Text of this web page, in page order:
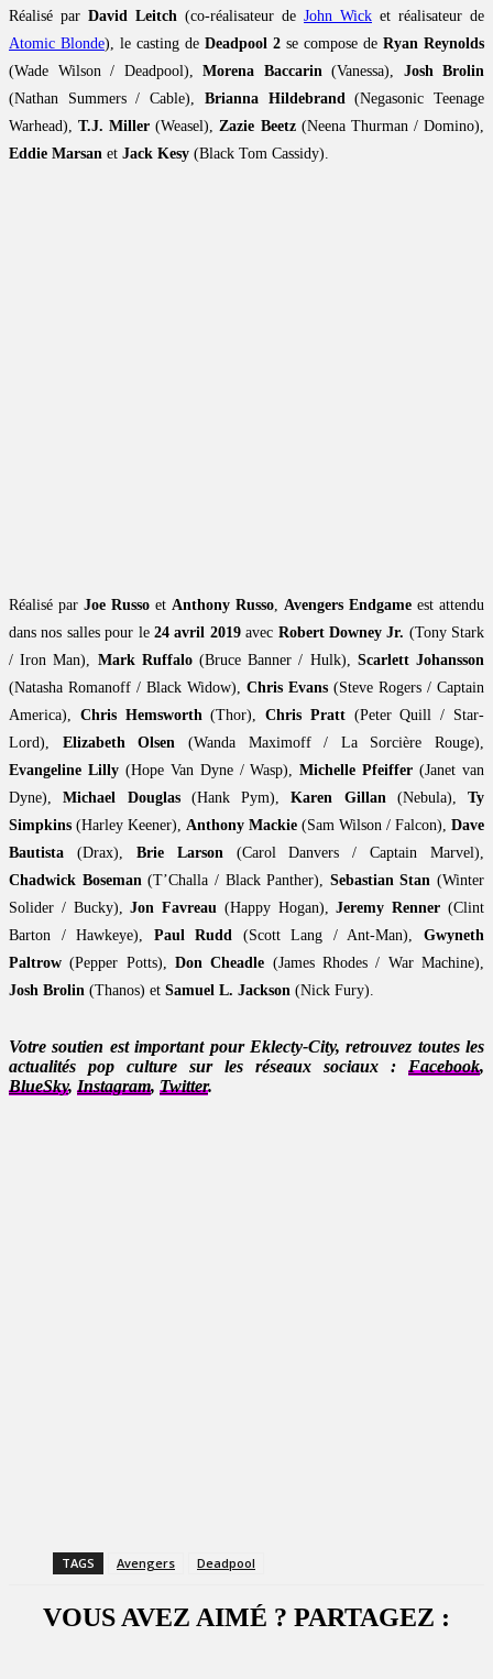
Réalisé par David Leitch (co-réalisateur de John Wick et réalisateur de
Atomic Blonde), le casting de Deadpool 2 se compose de Ryan Reynolds
(Wade Wilson / Deadpool), Morena Baccarin(Vanessa), Josh Brolin
(Nathan Summers / Cable), Brianna Hildebrand(Negasonic Teenage
Warhead),T.J. Miller (Weasel),Zazie Beetz(Neena Thurman / Domino),
Eddie Marsan et Jack Kesy (Black Tom Cassidy).
Réalisé par Joe Russo et Anthony Russo, Avengers Endgame est attendu
dans nos salles pour le 24 avril 2019avec Robert Downey Jr. (Tony Stark
/ Iron Man), Mark Ruffalo(Bruce Banner / Hulk), Scarlett Johansson
(Natasha Romanoff / Black Widow), Chris Evans (Steve Rogers / Captain
America), Chris Hemsworth(Thor),Chris Pratt(Peter Quill / Star-
Lord), Elizabeth Olsen (Wanda Maximoff / La Sorcière Rouge),
Evangeline Lilly(Hope Van Dyne / Wasp),Michelle Pfeiffer (Janet van
Dyne),Michael Douglas(Hank Pym),Karen Gillan(Nebula), Ty
Simpkins (Harley Keener), Anthony Mackie (Sam Wilson / Falcon), Dave
Bautista (Drax), Brie Larson(Carol Danvers / Captain Marvel),
Chadwick Boseman(T’Challa / Black Panther), Sebastian Stan (Winter
Solider / Bucky),Jon Favreau (Happy Hogan),Jeremy Renner (Clint
Barton / Hawkeye), Paul Rudd (Scott Lang / Ant-Man),Gwyneth
Paltrow (Pepper Potts), Don Cheadle (James Rhodes / War Machine),
Josh Brolin (Thanos) et Samuel L. Jackson (Nick Fury).
Votre soutien est important pour Eklecty-City, retrouvez toutes les
actualités pop culture sur les réseaux sociaux : Facebook,
BlueSky, Instagram, Twitter.
TAGS Avengers Deadpool
VOUS AVEZ AIMÉ ? PARTAGEZ :